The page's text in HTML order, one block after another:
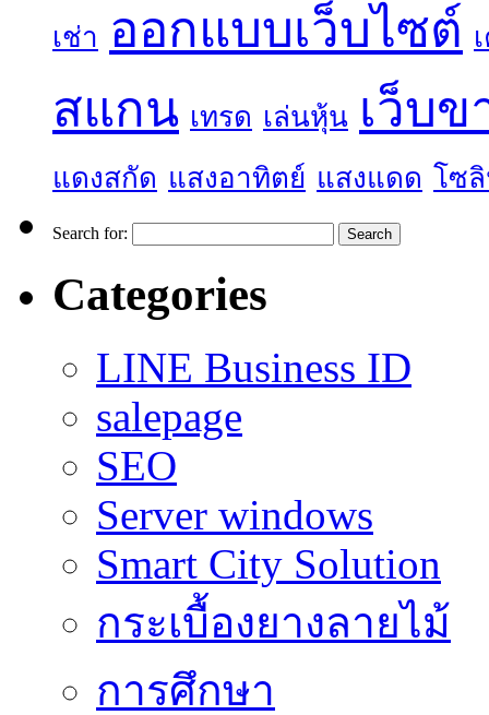
เช่า ออกแบบเว็บไซต์
สแกน เทรด เล่นหุ้น เว็บข
แดงสกัด แสงอาทิตย์ แสงแดด โซ
Search for:
Categories
LINE Business ID
salepage
SEO
Server windows
Smart City Solution
กระเบื้องยางลายไม้
การศึกษา